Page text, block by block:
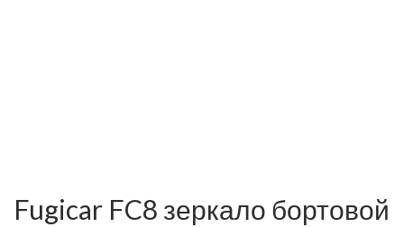
Fugicar FC8 зеркало бортовой